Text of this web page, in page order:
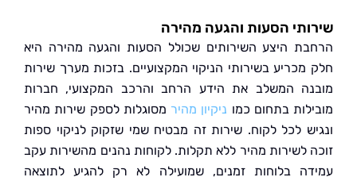
הסעות והגעה מהירה
היצע השירותים שכולל הסעות והגעה מהירה היא
בשירותי הניקוי המקצועיים. בזכות מערך שירות
המשלב את הידע הרחב והרכב המקצועי, חברות
בתחום כמוניקיון מהירמסוגלות לספק שירות מהיר
לכל לקוח. שירות זה מבטיח שמי שזקוק לניקוי ספות
לשירות מהיר ללא תקלות. לקוחות נהנים מהשירות עקב
בלוחות זמנים, שמועילה לא רק להגיע לתוצאה